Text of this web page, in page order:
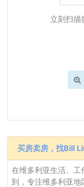
立刻扫描
买房卖房，找Bill
在维多利亚生活、
到，专注维多利亚地